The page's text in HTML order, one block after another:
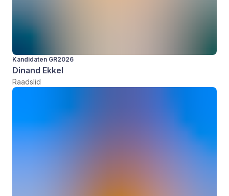
Kandidaten GR2026
Dinand Ekkel
Raadslid